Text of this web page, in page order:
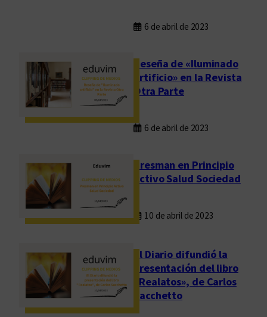
6 de abril de 2023
Reseña de «Iluminado
artificio» en la Revista
Otra Parte
6 de abril de 2023
Presman en Principio
Activo Salud Sociedad
10 de abril de 2023
El Diario difundió la
presentación del libro
«Realatos», de Carlos
Sacchetto